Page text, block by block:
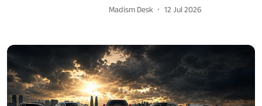
Madism Desk 12 Jul 2026